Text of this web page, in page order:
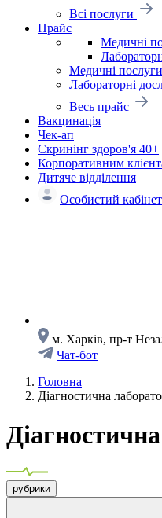
Всі послуги
Прайс
Медичні
Медичні послуги
Лабораторні
Весь прайс
Вакцинація
Чек-ап
Скринінг здоров'я 40+
Корпоративним
Дитяче відділення
Особистий кабінет
м. Харків, пр-т
Чат-бот
Головна
Діагностична
рубрики